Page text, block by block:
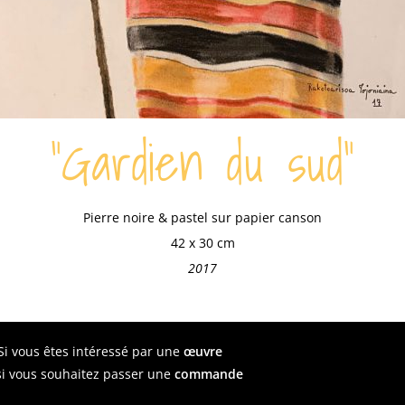
"Gardien du sud"
Pierre noire & pastel sur papier canson
42 x 30 cm
2017
vous êtes intéressé par uneœuvre
vous souhaitez passer unecommande